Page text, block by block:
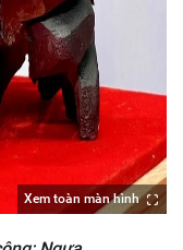
Xem toàn màn hình